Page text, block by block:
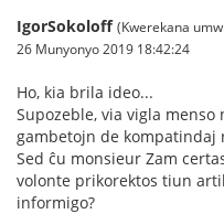
IgorSokoloff (Kwerekana
26 Munyonyo 2019 18:42:24
Ho, kia brila ideo...
Supozeble, via vigla
gambetojn de kompatindaj
Sed ĉu monsieur Zam
volonte prikorektos tiun
informigo?